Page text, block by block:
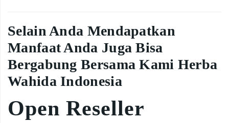
Selain Anda Mendapatkan
Manfaat Anda Juga Bisa
Bergabung Bersama Kami Herba
Wahida Indonesia
Open Reseller